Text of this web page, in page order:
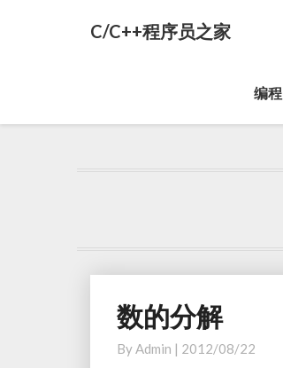
C/C++程序员之家
编程
数
的
分
数的分解
ByAdmin | 2012/08/22